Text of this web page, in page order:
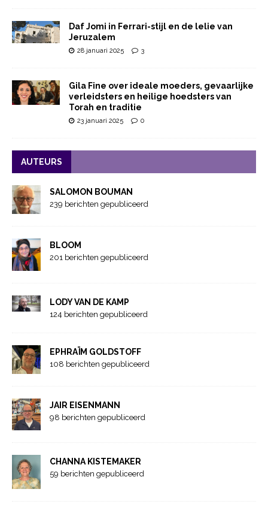
Daf Jomi in Ferrari-stijl en de lelie van
Jeruzalem
28 januari 2025 3
Gila Fine over ideale moeders, gevaarlijke
verleidsters en heilige hoedsters van
Torah en traditie
23 januari 2025 0
AUTEURS
SALOMON BOUMAN
239 berichten gepubliceerd
BLOOM
201 berichten gepubliceerd
LODY VAN DE KAMP
124 berichten gepubliceerd
EPHRAÏM GOLDSTOFF
108 berichten gepubliceerd
JAIR EISENMANN
98 berichten gepubliceerd
CHANNA KISTEMAKER
59 berichten gepubliceerd